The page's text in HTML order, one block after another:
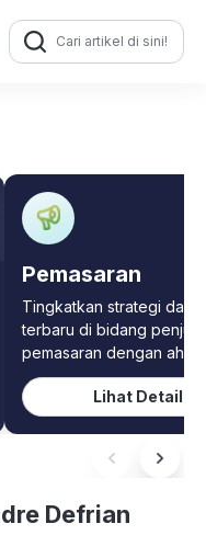
Search
for:
Pemasaran
Tingkatkan strategi dan
terbaru di bidang
pemasaran dengan
Lihat Detail
Defrian